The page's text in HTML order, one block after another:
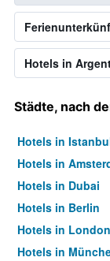
Hotels in
Städte, nach
Hotels in
Hotels in
Hotels in Dubai
Hotels in Berlin
Hotels in London
Hotels in